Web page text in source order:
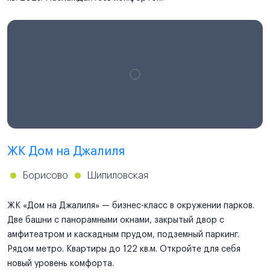
ЖК Дом на Джалиля
Борисово Шипиловская
ЖК «Дом на Джалиля» — бизнес-класс в окружении парков.
Две башни с панорамными окнами, закрытый двор с
амфитеатром и каскадным прудом, подземный паркинг.
Рядом метро. Квартиры до 122 кв.м. Откройте для себя
новый уровень комфорта.